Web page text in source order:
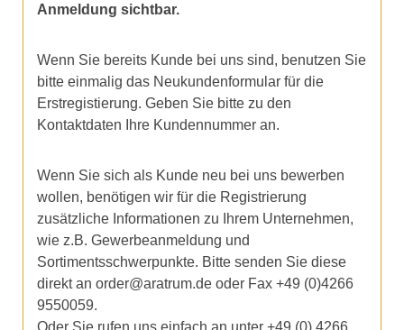
Anmeldung sichtbar.
Wenn Sie bereits Kunde bei uns sind, benutzen Sie
bitte einmalig das Neukundenformular für die
Erstregistierung. Geben Sie bitte zu den
Kontaktdaten Ihre Kundennummer an.
Wenn Sie sich als Kunde neu bei uns bewerben
wollen, benötigen wir für die Registrierung
zusätzliche Informationen zu Ihrem Unternehmen,
wie z.B. Gewerbeanmeldung und
Sortimentsschwerpunkte. Bitte senden Sie diese
direkt an order@aratrum.de oder Fax +49 (0)4266
9550059.
Oder Sie rufen uns einfach an unter +49 (0) 4266